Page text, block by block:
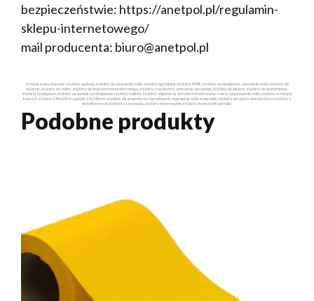
bezpieczeństwie: https://anetpol.pl/regulamin-
sklepu-internetowego/
mail producenta: biuro@anetpol.pl
Główne słowa kluczowe: etykiety pętlowe, etykiety do oznaczania roślin, etykiety ogrodnicze, etykiety HDPE, etykiety wodoodporne, oznaczanie roślin, etykiety do
wiązania, etykiety na rośliny, etykiety do druku termotransferowego, etykiety z markerem, oznaczenia ogrodnicze, etykiety do szkółek, etykiety do sadownictwa,
etykiety ekologiczne, etykiety na doniczki, profesjonalne etykiety roślinne, etykiety odporne na warunki atmosferyczne, trwałe oznakowanie roślin, etykiety w różnych
kolorach, etykiety 250x25mm, pętelki 25x250mm, etykiety dla gospodarstw ogrodniczych, organizacja roślin w ogrodzie, etykiety do użytku zewnętrznego, etykiety z
certyfikatem do kontaktu z żywnością, etykiety informacyjne, etykiety do identyfikacji roślin.
Podobne produkty